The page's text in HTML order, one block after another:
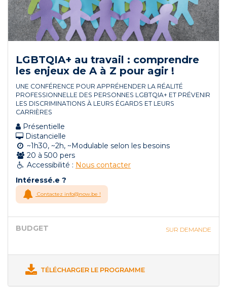
LGBTQIA+ au travail : comprendre
les enjeux de A à Z pour agir !
UNE CONFÉRENCE POUR APPRÉHENDER LA RÉALITÉ
PROFESSIONNELLE DES PERSONNES LGBTQIA+ ET PRÉVENIR
LES DISCRIMINATIONS À LEURS ÉGARDS ET LEURS
CARRIÈRES
Présentielle
Distancielle
~1h30, ~2h, ~Modulable selon les besoins
20 à 500 pers
Accessibilité : Nous contacter
Intéressé.e ?
Contactez info@now.be !
BUDGET SUR DEMANDE
TÉLÉCHARGER LE PROGRAMME